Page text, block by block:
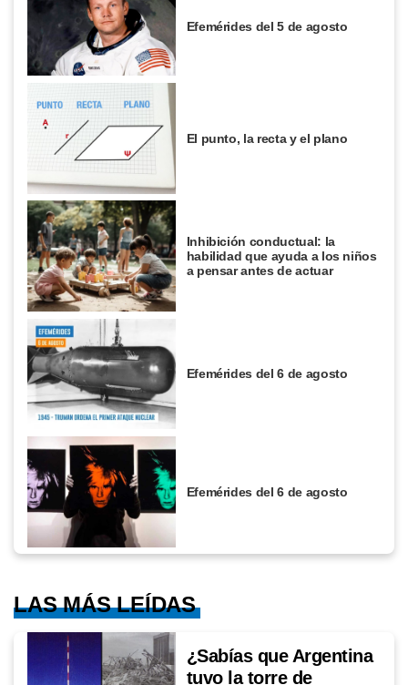
Efemérides del 5 de agosto
El punto, la recta y el plano
Inhibición conductual: la
habilidad que ayuda a los niños
a pensar antes de actuar
Efemérides del 6 de agosto
Efemérides del 6 de agosto
LAS MÁS LEÍDAS
¿Sabías que Argentina
tuvo la torre de